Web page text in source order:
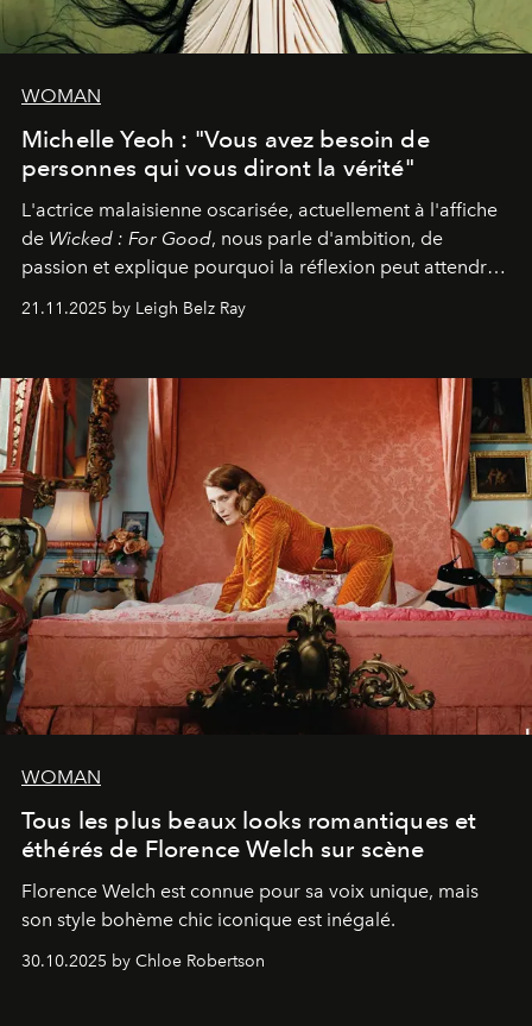
WOMAN
Michelle Yeoh : "Vous avez besoin de
personnes qui vous diront la vérité"
L'actrice malaisienne oscarisée, actuellement à l'affiche
de Wicked : For Good, nous parle d'ambition, de
passion et explique pourquoi la réflexion peut attendre.
personnage qui dit : 'C'est mon désir, mon ambition, ma
21.11.2025 by Leigh Belz Ray
WOMAN
Tous les plus beaux looks romantiques et
éthérés de Florence Welch sur scène
Florence Welch est connue pour sa voix unique, mais
son style bohème chic iconique est inégalé.
30.10.2025 by Chloe Robertson